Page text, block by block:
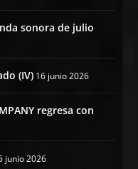
sonora de julio
(IV) 16 junio 2026
regresa con
junio 2026